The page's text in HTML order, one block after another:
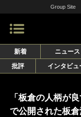
Group Site
新着 ニュース
批評
インタビュ
「板倉の人柄が
で公開された板